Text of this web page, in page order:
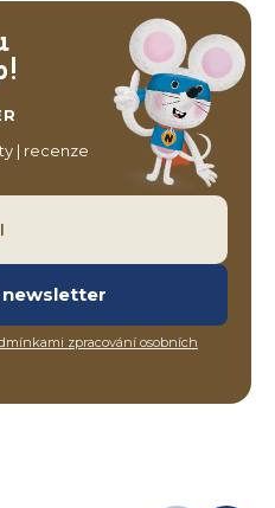
| recenze
zpracování osobních